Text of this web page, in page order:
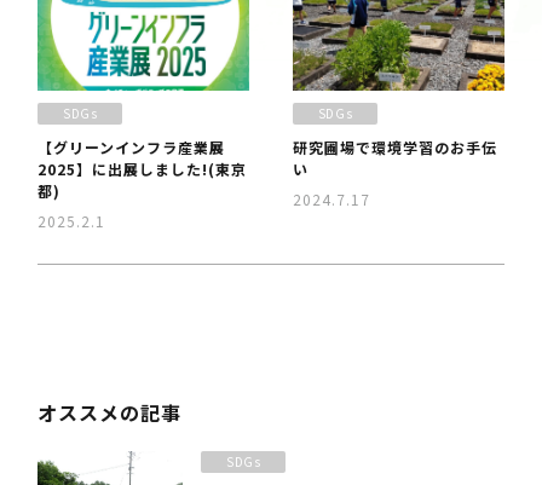
SDGs
【グリーンインフラ産業展
2025】に出展しました!(東京
都)
2025.2.1
SDGs
研究圃場で環境学習のお手伝
い
2024.7.17
オススメの記事
SDGs